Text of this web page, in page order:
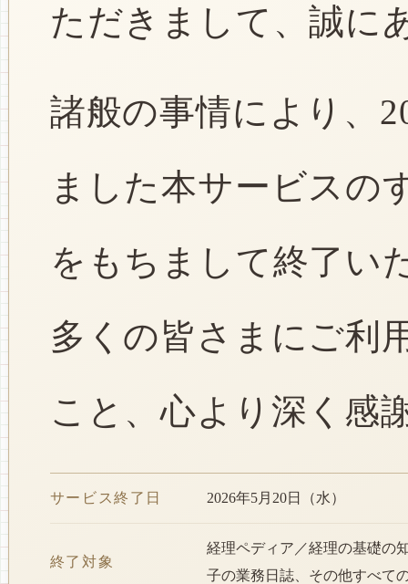
ただきまして、誠に
諸般の事情により、
ました本サービスの
をもちまして終了い
多くの皆さまにご利
こと、心より深く感
サービス終了日 2026年5月20日（水）
終了対象
経理ペディア／経理の基礎の
子の業務日誌、その他すべて